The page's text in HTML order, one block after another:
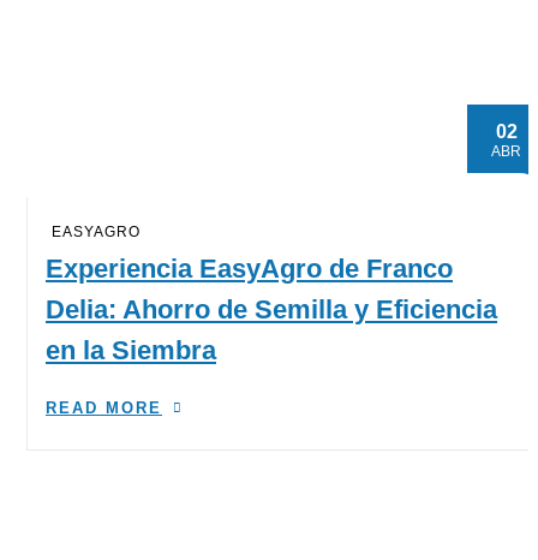
02
ABR
EASYAGRO
Experiencia EasyAgro de Franco
Delia: Ahorro de Semilla y Eficiencia
en la Siembra
READ MORE